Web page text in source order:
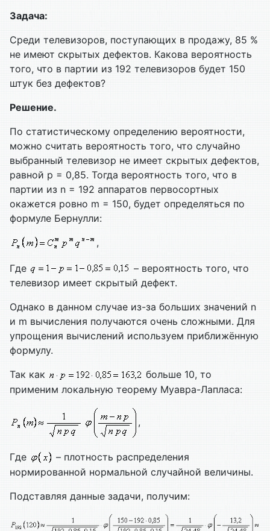
Задача:
Среди телевизоров, поступающих в продажу, 85 %
не имеют скрытых дефектов. Какова вероятность
того, что в партии из 192 телевизоров будет 150
штук без дефектов?
Решение.
По статистическому определению вероятности,
можно считать вероятность того, что случайно
выбранный телевизор не имеет скрытых дефектов,
равной р = 0,85. Тогда вероятность того, что в
партии из n = 192 аппаратов первосортных
окажется ровно m = 150, будет определяться по
формуле Бернулли:
,
Где
– вероятность того, что
телевизор имеет скрытый дефект.
Однако в данном случае из-за больших значений n
и m вычисления получаются очень сложными. Для
упрощения вычислений используем приближённую
формулу.
Так как
больше 10, то
применим локальную теорему Муавра-Лапласа:
,
Где
– плотность распределения
нормированной нормальной случайной величины.
Подставляя данные задачи, получим: